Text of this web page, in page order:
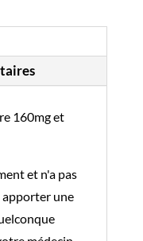
160mg et
et n'a pas
apporter une